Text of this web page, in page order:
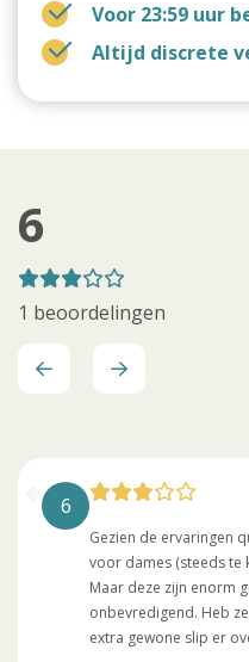
Voor 23:59 uur
Altijd discrete
6
1 beoordelingen
6
Gezien de ervaringen
voor dames (steeds te klein) uiterondelijk deze besteld.
Maar deze zijn enorm
onbevredigend. Heb
extra gewone slip er